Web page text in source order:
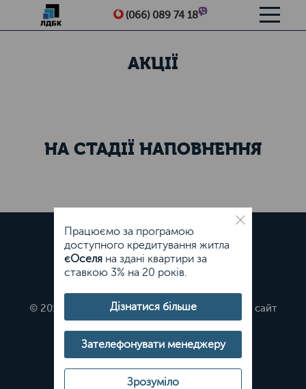
(066) 089 74 18
АКЦІЇ
НА СТАДІЇ НАПОВНЕННЯ
Працюємо за програмою
доступного кредитування житла
єОселя на здані квартири за
ставкою 3% на 20 років.
Дізнатися більше
Зателефонувати менеджеру
Зрозуміло
© 2019 Будівельна компанія ЛДБК, офіційний сайт